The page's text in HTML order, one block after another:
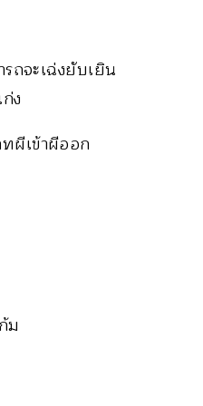
ถจะเฉ่งยับเยิน
ง
ผีเข้าผีออก
ม